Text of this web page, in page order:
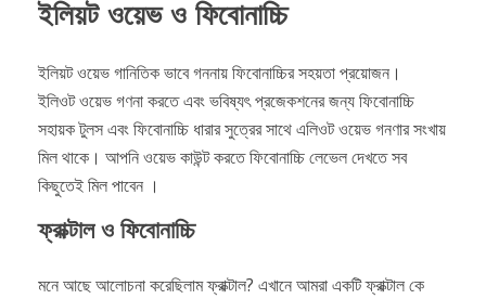
ইলিয়ট ওয়েভ ও ফিবোনাচ্চি
ইলিয়ট ওয়েভ গানিতিক ভাবে গননায় ফিবোনাচ্চির সহয়তা প্রয়োজন।
ইলিওট ওয়েভ গণনা করতে এবং ভবিষ্যৎ প্রজেকশনের জন্য ফিবোনাচ্চি
সহায়ক টুলস এবং ফিবোনাচ্চি ধারার সুত্রের সাথে এলিওট ওয়েভ গনণার সংখায়
মিল থাকে। আপনি ওয়েভ কাউন্ট করতে ফিবোনাচ্চি লেভেল দেখতে সব
কিছুতেই মিল পাবেন ।
ফ্রাক্টাল ও ফিবোনাচ্চি
মনে আছে আলোচনা করেছিলাম ফ্রাক্টাল? এখানে আমরা একটি ফ্রাক্টাল কে